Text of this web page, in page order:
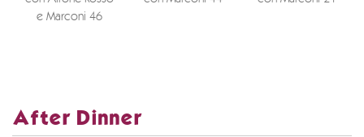
e Marconi 46
After Dinner